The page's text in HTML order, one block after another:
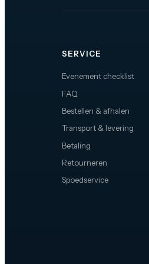
SERVICE
Evenement checklist
FAQ
Bestellen & afhalen
Transport & levering
Betaling
Retourneren
Spoedservice